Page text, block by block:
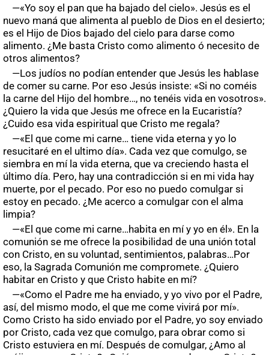
—«Yo soy el pan que ha bajado del cielo». Jesús es el
nuevo maná que alimenta al pueblo de Dios en el desierto;
es el Hijo de Dios bajado del cielo para darse como
alimento. ¿Me basta Cristo como alimento ó necesito de
otros alimentos?
—Los judíos no podían entender que Jesús les hablase
de comer su carne. Por eso Jesús insiste: «Si no coméis
la carne del Hijo del hombre…, no tenéis vida en vosotros».
¿Quiero la vida que Jesús me ofrece en la Eucaristía?
¿Cuido esa vida espiritual que Cristo me regala?
—«El que come mi carne… tiene vida eterna y yo lo
resucitaré en el ultimo día». Cada vez que comulgo, se
siembra en mí la vida eterna, que va creciendo hasta el
último día. Pero, hay una contradicción si en mi vida hay
muerte, por el pecado. Por eso no puedo comulgar si
estoy en pecado. ¿Me acerco a comulgar con el alma
limpia?
—«El que come mi carne…habita en mí y yo en él». En la
comunión se me ofrece la posibilidad de una unión total
con Cristo, en su voluntad, sentimientos, palabras…Por
eso, la Sagrada Comunión me compromete. ¿Quiero
habitar en Cristo y que Cristo habite en mí?
—«Como el Padre me ha enviado, y yo vivo por el Padre,
así, del mismo modo, el que me come vivirá por mí».
Como Cristo ha sido enviado por el Padre, yo soy enviado
por Cristo, cada vez que comulgo, para obrar como si
Cristo estuviera en mí. Después de comulgar, ¿Amo al